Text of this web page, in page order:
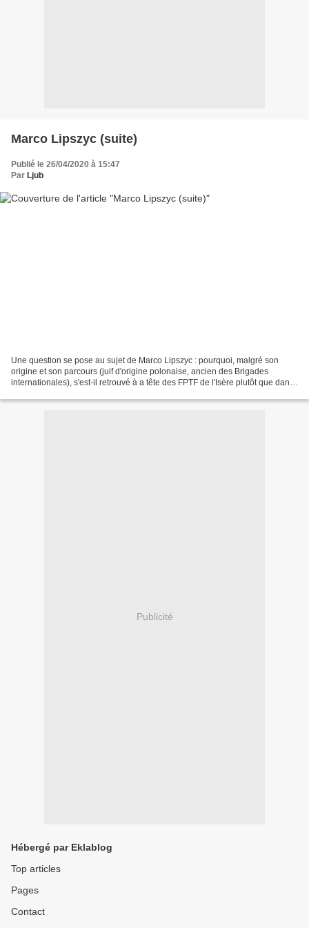
Marco Lipszyc (suite)
Publié le 26/04/2020 à 15:47
Par Ljub
Une question se pose au sujet de Marco Lipszyc : pourquoi, malgré son
origine et son parcours (juif d'origine polonaise, ancien des Brigades
internationales), s'est-il retrouvé à a tête des FPTF de l'Isère plutôt que dans
Publicité
Hébergé par Eklablog
Top articles
Pages
Contact